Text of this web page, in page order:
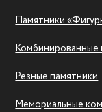
Памятники
Комбинированные
Резные памятники
Мемориальные